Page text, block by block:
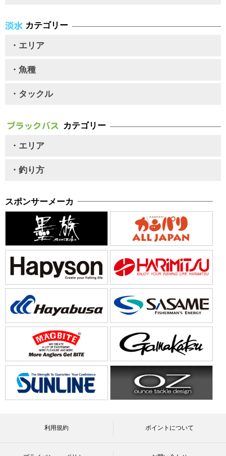
カテゴリー
・エリア
・魚種
・タックル
カテゴリー
・エリア
・釣り方
スポンサーメーカ
利用規約 ポイントについて